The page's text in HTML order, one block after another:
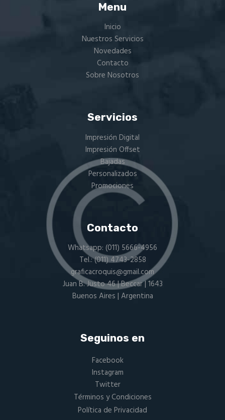
Menu
Inicio
Nuestros Servicios
Novedades
Contacto
Sobre Nosotros
Servicios
Impresión Digital
Impresión Offset
Bajadas
Personalizados
Promociones
Contacto
Whatsapp: (011) 5666-4956
Tel.:(011) 4743-2858
graficacroquis@gmail.com
Juan B. Justo 46 | Beccar | 1643
Buenos Aires | Argentina
Seguinos en
Facebook
Instagram
Twitter
Términos y Condiciones
Política de Privacidad